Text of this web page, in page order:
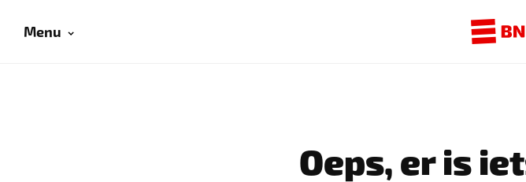
Menu
Oeps, er is